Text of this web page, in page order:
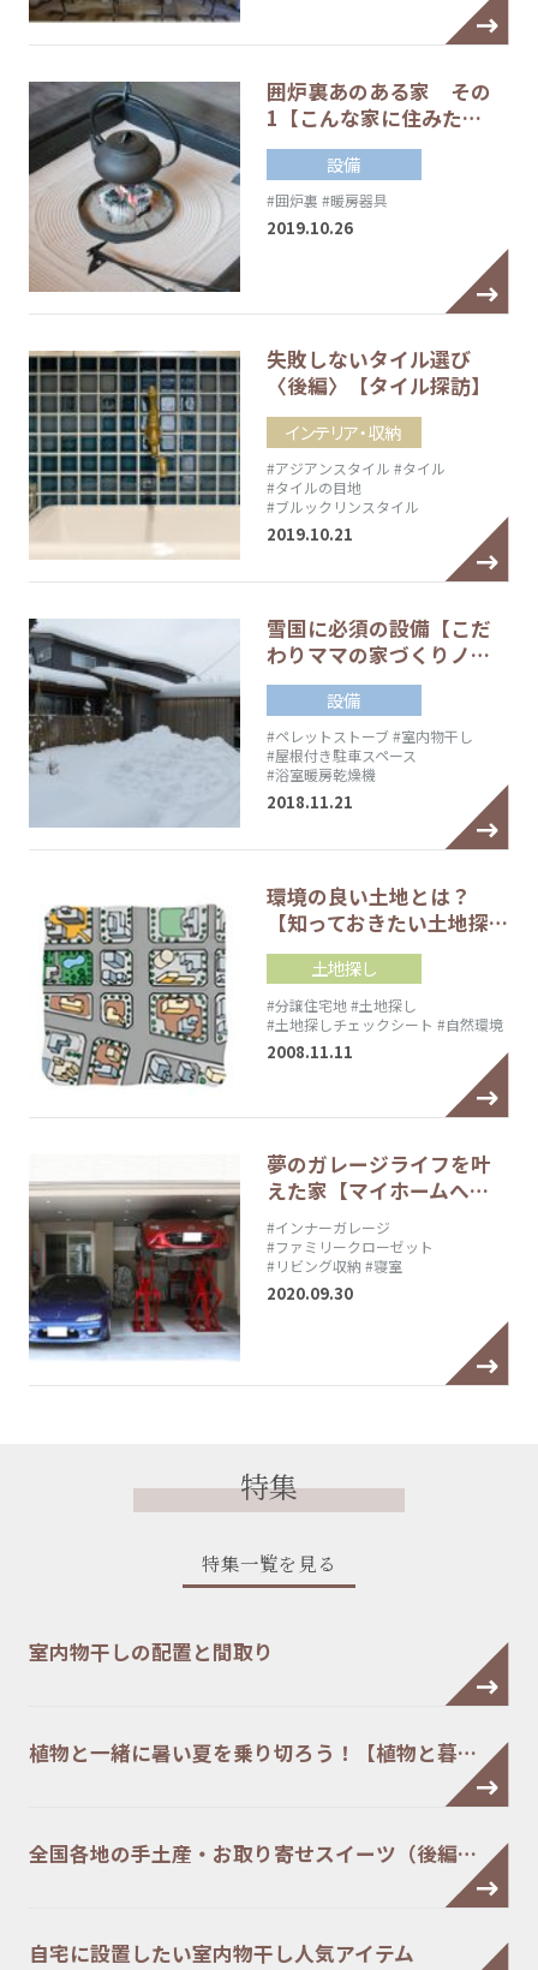
囲炉裏あのある家 その
1【こんな家に住みた…
設備
#囲炉裏 #暖房器具
2019.10.26
失敗しないタイル選び
〈後編〉【タイル探訪】
インテリア・収納
#アジアンスタイル #タイル
#タイルの目地
#ブルックリンスタイル
2019.10.21
雪国に必須の設備【こだ
わりママの家づくりノ…
設備
#ペレットストーブ#室内物干し
#屋根付き駐車スペース
#浴室暖房乾燥機
2018.11.21
環境の良い土地とは？
【知っておきたい土地探…
土地探し
#分譲住宅地#土地探し
#土地探しチェックシート #自然環境
2008.11.11
夢のガレージライフを叶
えた家【マイホームへ…
#インナーガレージ
#ファミリークローゼット
#リビング収納 #寝室
2020.09.30
特集
特集一覧を見る
室内物干しの配置と間取り
植物と一緒に暑い夏を乗り切ろう！【植物と暮…
全国各地の手土産・お取り寄せスイーツ（後編…
自宅に設置したい室内物干し人気アイテム